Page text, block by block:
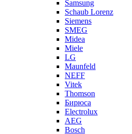
Samsung
Schaub Lorenz
Siemens
SMEG
Midea
Miele
LG
Maunfeld
NEFF
Vitek
Thomson
Бирюса
Electrolux
AEG
Bosch